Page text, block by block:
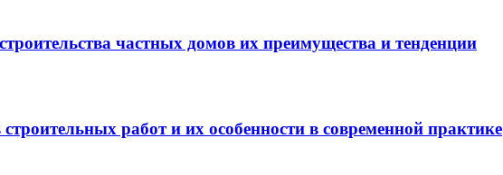
частных домов их преимущества и тенденции
работ и их особенности в современной практике